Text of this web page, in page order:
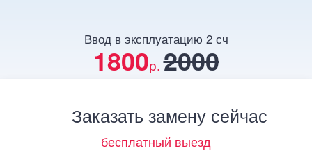
Ввод в эксплуатацию 2 сч
1800р. 2000
Заказать замену сейчас
бесплатный выезд